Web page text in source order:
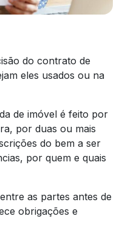
do contrato de
eles usados ou na
de imóvel é feito por
por duas ou mais
do bem a ser
por quem e quais
as partes antes de
obrigações e